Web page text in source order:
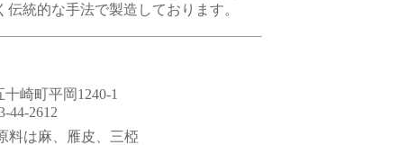
統的な手法で製造しております。
崎町平岡1240-1
2612
は麻、雁皮、三椏